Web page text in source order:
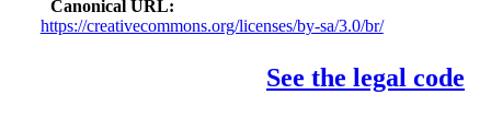
Canonical URL
https://creativecommons.org/licenses/by-sa/3.0/br/
See the legal code